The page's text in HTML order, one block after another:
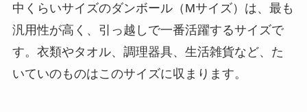
中くらいサイズのダンボール（Mサイズ）は、最も
汎用性が高く、引っ越しで一番活躍するサイズで
す。衣類やタオル、調理器具、生活雑貨など、 た
いていのものはこのサイズに収まります。